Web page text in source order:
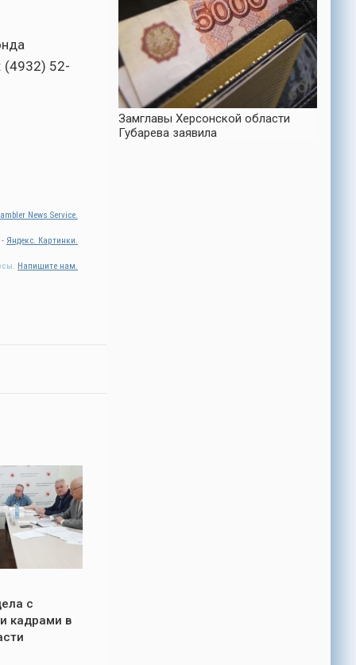
(4932) 52-
News Service.
Яндекс. Картинки.
Напишите нам.
с
кадрами в
Замглавы Херсонской области
Губарева заявила